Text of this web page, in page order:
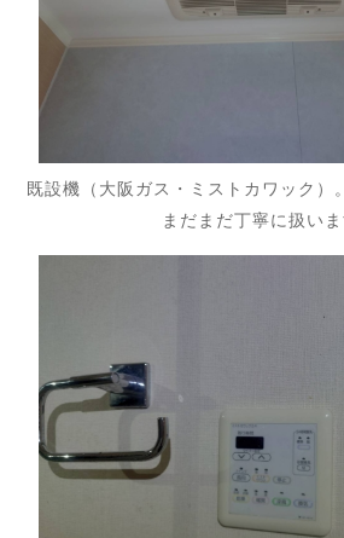
既設機（大阪ガス・ミストカワック）
まだまだ丁寧に扱いま